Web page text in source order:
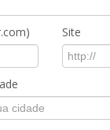
Site